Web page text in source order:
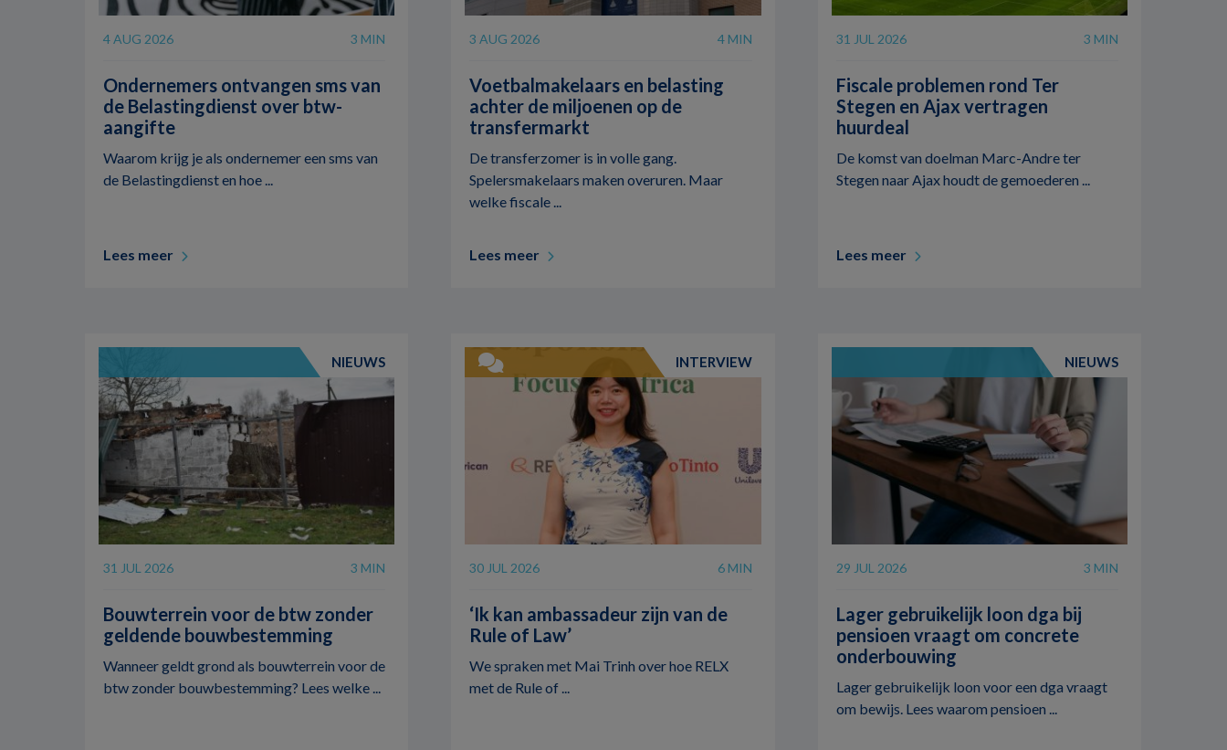
4 AUG 2026 3 MIN
Ondernemers ontvangen sms van
de Belastingdienst over btw-
aangifte
Waarom krijg je als ondernemer een sms van
de Belastingdienst en hoe ...
Lees meer
3 AUG 2026 4 MIN
Voetbalmakelaars en belasting
achter de miljoenen op de
transfermarkt
De transferzomer is in volle gang.
Spelersmakelaars maken overuren. Maar
welke fiscale ...
Lees meer
31 JUL 2026 3 MIN
Fiscale problemen rond Ter
Stegen en Ajax vertragen
huurdeal
De komst van doelman Marc-Andre ter
Stegen naar Ajax houdt de gemoederen ...
Lees meer
NIEUWS
31 JUL 2026 3 MIN
Bouwterrein voor de btw zonder
geldende bouwbestemming
Wanneer geldt grond als bouwterrein voor de
btw zonder bouwbestemming? Lees welke ...
INTERVIEW
30 JUL 2026 6 MIN
‘Ik kan ambassadeur zijn van de
Rule of Law’
We spraken met Mai Trinh over hoe RELX
met de Rule of ...
NIEUWS
29 JUL 2026 3 MIN
Lager gebruikelijk loon dga bij
pensioen vraagt om concrete
onderbouwing
Lager gebruikelijk loon voor een dga vraagt
om bewijs. Lees waarom pensioen ...